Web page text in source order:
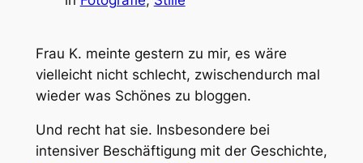
Frau K. meinte gestern zu mir, es wäre
vielleicht nicht schlecht, zwischendurch mal
wieder was Schönes zu bloggen.
Und recht hat sie. Insbesondere bei
intensiver Beschäftigung mit der Geschichte,